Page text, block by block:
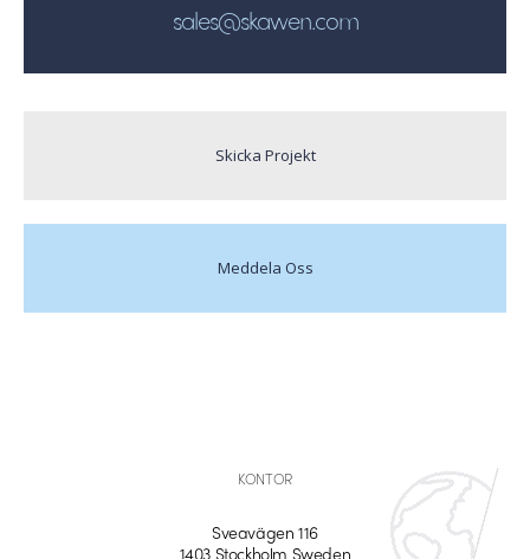
sales@skawen.com
Skicka Projekt
Meddela Oss
KONTOR
Sveavägen 116
1403 Stockholm Sweden